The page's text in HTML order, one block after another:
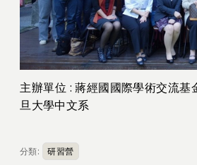
主辦單位 : 蔣經國國際學術交流
旦大學中文系
分類: 研習營